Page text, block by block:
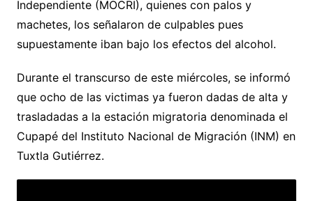
Independiente (MOCRI), quienes con palos y
machetes, los señalaron de culpables pues
supuestamente iban bajo los efectos del alcohol.
Durante el transcurso de este miércoles, se informó
que ocho de las victimas ya fueron dadas de alta y
trasladadas a la estación migratoria denominada el
Cupapé del Instituto Nacional de Migración (INM) en
Tuxtla Gutiérrez.